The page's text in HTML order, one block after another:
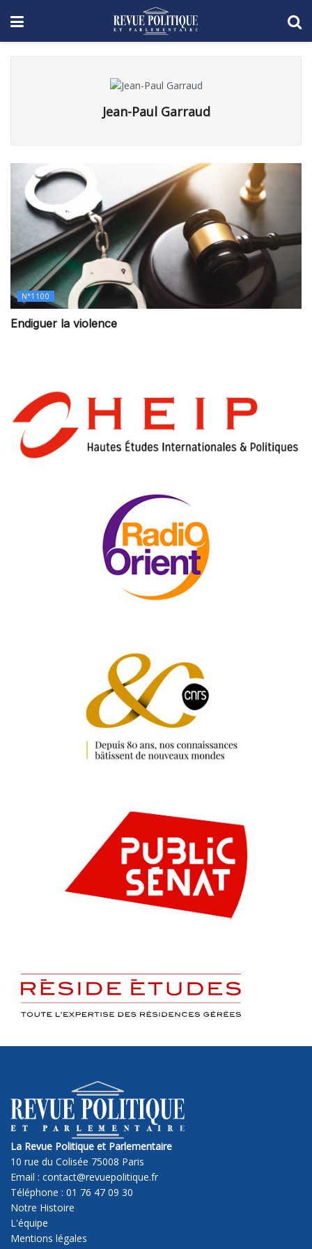
Jean-Paul Garraud
N°1100
Endiguer la violence
La Revue Politique et Parlementaire
10 rue du Colisée 75008 Paris
Email : contact@revuepolitique.fr
Téléphone : 01 76 47 09 30
Notre Histoire
L'équipe
Mentions légales